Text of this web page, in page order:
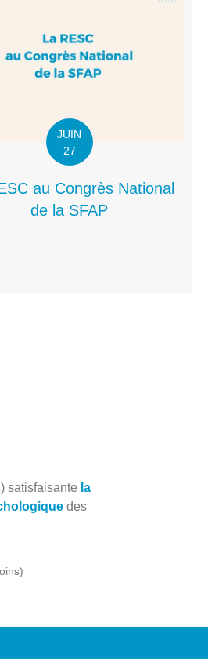
JUIN
27
au Congrès National
de la SFAP
satisfaisante la
des